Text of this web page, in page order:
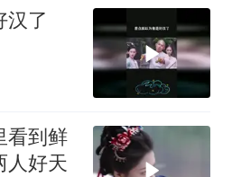
汉了
看到鲜
人好天